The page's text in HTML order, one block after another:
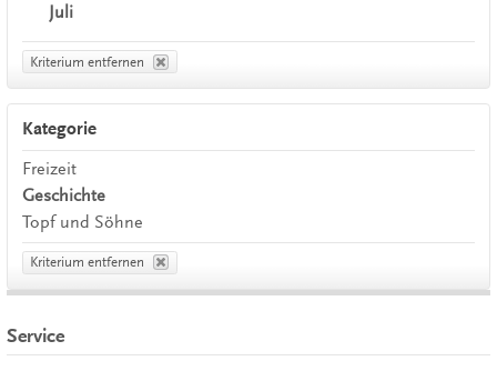
Juli
Kriterium entfernen
Kategorie
Freizeit
Geschichte
Topf und Söhne
Kriterium entfernen
Service